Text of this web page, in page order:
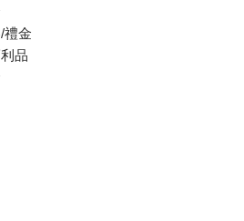
禮金
品